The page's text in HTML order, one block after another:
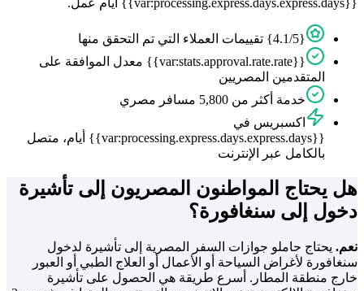
{4.1/5} تقييمات العملاء التي تم التحقق منها
{{var:stats.approval.rate.rate}} معدل الموافقة على
المتقدمين المصريين
خدمة أكثر من 5,800 مسافر مصري
اكسبريس في
{{var:processing.express.days.express.days}} أيام، متصل
بالكامل عبر الإنترنت
هل يحتاج المواطنون المصريون إلى تأشيرة
دخول إلى سنغافورة؟
نعم. يحتاج حاملو جوازات السفر المصرية إلى تأشيرة لدخول
سنغافورة لأغراض السياحة أو الأعمال أو العلاج الطبي أو العبور
خارج منطقة المطار. أسرع طريقة هي الحصول على تأشيرة